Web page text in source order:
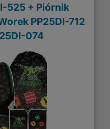
525 + Piórnik
PP25DI-712
074